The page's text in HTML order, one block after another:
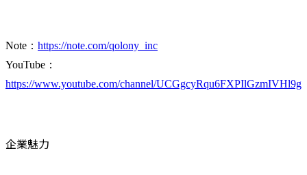
Note： https://note.com/qolony_inc
YouTube：
https://www.youtube.com/channel/UCGgcyRqu6FXPIlGzmIVHl9g
企業魅力